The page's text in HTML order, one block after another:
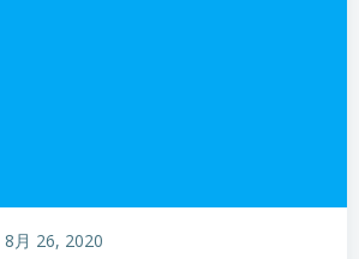
8月 26, 2020